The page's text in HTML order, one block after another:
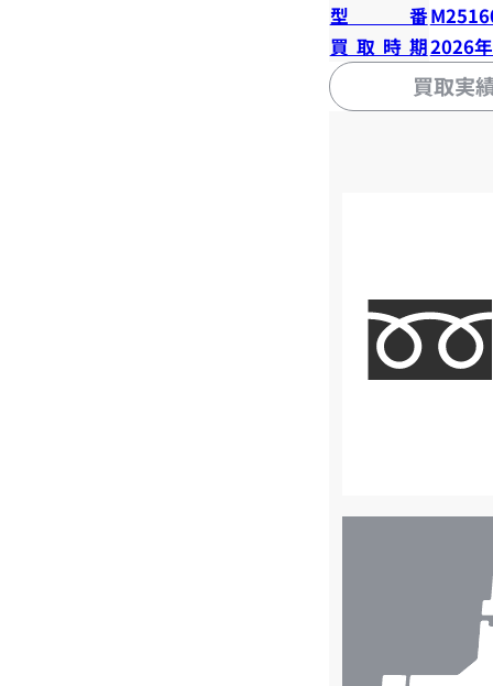
型番
買取時期2026
買取実